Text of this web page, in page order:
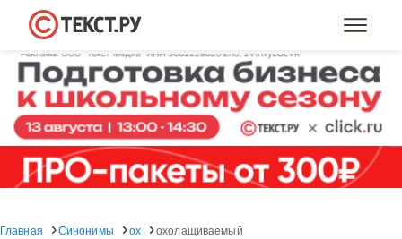
Главная Синонимы ох охолащиваемый